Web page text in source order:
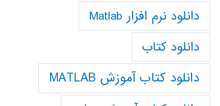
دانلود نرم افزار Matlab
دانلود کتاب
دانلود کتاب آموزش MATLAB